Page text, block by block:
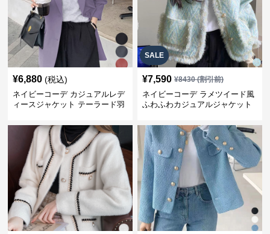
¥6,880 (税込)
ネイビーコーデ カジュアルレデ
ィースジャケット テーラード羽
SALE
¥7,590 ¥8430(割引前)
ネイビーコーデ ラメツイード風
ふわふわカジュアルジャケット